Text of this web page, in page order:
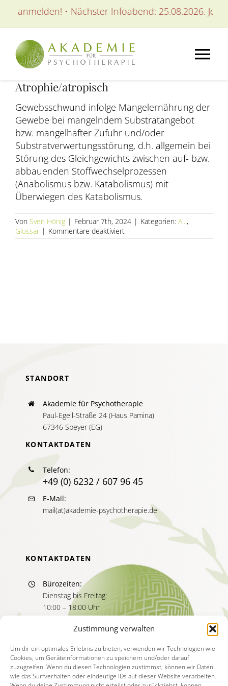
Zustimmung verwalten
Um dir ein optimales Erlebnis zu bieten, verwenden wir Technologien wie
Cookies, um Geräteinformationen zu speichern und/oder darauf
zuzugreifen. Wenn du diesen Technologien zustimmst, können wir Daten
wie das Surfverhalten oder eindeutige IDs auf dieser Website verarbeiten.
Inhalt
springen
anmelden! • Nächster Infoabend: 25.08.2026. Jetzt
AKADEMIE
AUSBILDUNGEN
WEITERBILDUNGEN
SEMINARE / KURSE
AKTUELLES
Atrophie/atropisch
Gewebsschwund infolge Mangelernährung der
Gewebe bei mangelndem Substratangebot
bzw. mangelhafter Zufuhr und/oder
Substratverwertungsstörung, d.h. allgemein bei
Störung des Gleichgewichts zwischen auf- bzw.
abbauenden Stoffwechselprozessen
(Anabolismus bzw. Katabolismus) mit
Überwiegen des Katabolismus.
Von Sven Hönig | Februar 7th, 2024 | Kategorien: A...,
Glossar | Kommentare deaktiviertfür
Atrophie/atropisch
STANDORT
Akademie für Psychotherapie
Paul-Egell-Straße 24 (Haus Pamina)
67346 Speyer (EG)
KONTAKTDATEN
Telefon:
+49 (0) 6232 / 607 96 45
E-Mail:
mail(at)akademie-psychotherapie.de
KONTAKTDATEN
Bürozeiten:
Dienstag bis Freitag:
10:00 – 18:00 Uhr
Sprechzeiten:
11:00 – 13:00 Uhr
15:00 – 17:00 Uhr